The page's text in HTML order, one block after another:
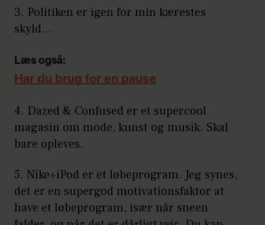
3. Politiken er igen for min kærestes
skyld…
Læs også:
Har du brug for en pause
4. Dazed & Confused er et supercool
magasin om mode, kunst og musik. Skal
bare opleves.
5. Nike+iPod er et løbeprogram. Jeg synes,
det er en supergod motivationsfaktor at
have et løbeprogram, især når sneen